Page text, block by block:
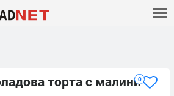
торта с малини
0